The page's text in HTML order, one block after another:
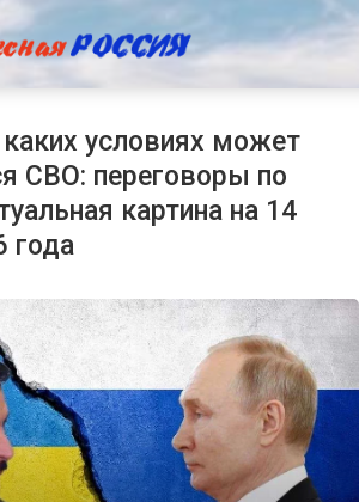
каких условиях может
СВО: переговоры по
картина на 14
года